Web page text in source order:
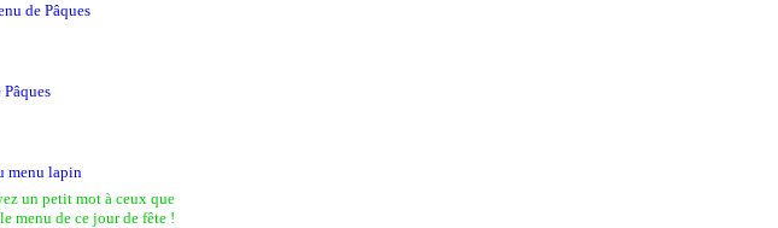
de Pâques
Pâques
menu lapin
un petit mot à ceux que
menu de ce jour de fête !